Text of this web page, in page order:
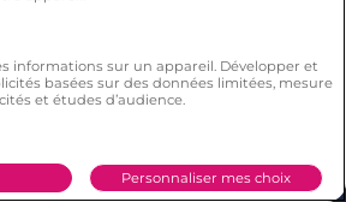
Rencontrer une femme
informations sur un appareil. Développer et
basées sur des données limitées, mesure
et études d’audience.
Personnaliser mes choix